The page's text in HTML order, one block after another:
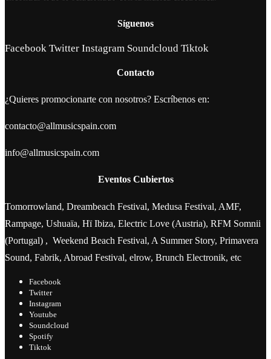
Síguenos
Facebook Twitter Instagram Soundcloud Tiktok
Contacto
¿Quieres promocionarte con nosotros? Escríbenos en:
contacto@allmusicspain.com
info@allmusicspain.com
Eventos Cubiertos
Tomorrowland, Dreambeach Festival, Medusa Festival, AMF,
Rampage, Ushuaïa, Hï Ibiza, Electric Love (Austria), RFM Somnii
(Portugal) , Weekend Beach Festival, A Summer Story, Primavera
Sound, Fabrik, Abroad Festival, elrow, Brunch Electronik, etc
Facebook
Twitter
Instagram
Youtube
Soundcloud
Spotify
Tiktok